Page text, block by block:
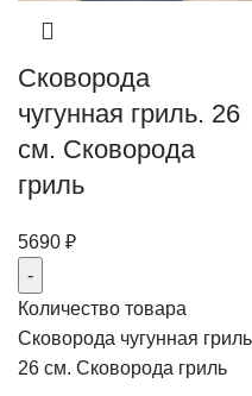
Сковорода
чугунная гриль. 26
см. Сковорода
гриль
5690 ₽
Количество товара
Сковорода чугунная
26 см. Сковорода гриль